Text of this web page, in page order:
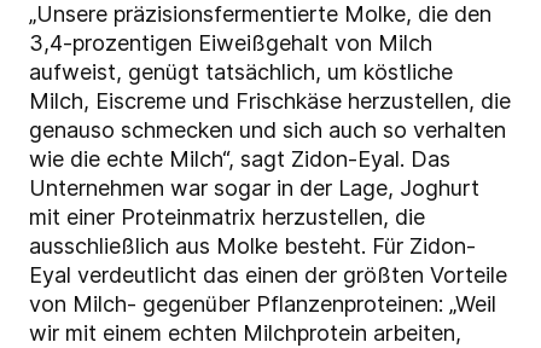
„Unsere präzisionsfermentierte Molke, die den
3,4-prozentigen Eiweißgehalt von Milch
aufweist, genügt tatsächlich, um köstliche
Milch, Eiscreme und Frischkäse herzustellen, die
genauso schmecken und sich auch so verhalten
wie die echte Milch“, sagt Zidon-Eyal. Das
Unternehmen war sogar in der Lage, Joghurt
mit einer Proteinmatrix herzustellen, die
ausschließlich aus Molke besteht. Für Zidon-
Eyal verdeutlicht das einen der größten Vorteile
von Milch- gegenüber Pflanzenproteinen: „Weil
wir mit einem echten Milchprotein arbeiten,